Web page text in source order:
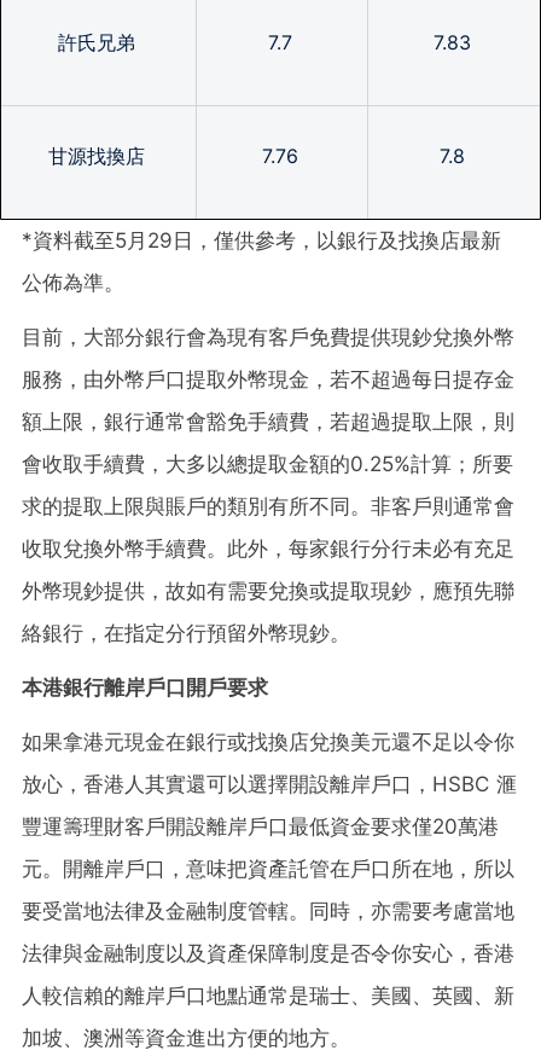
許氏兄弟 7.7 7.83
甘源找換店 7.76 7.8
*資料截至5月29日，僅供參考，以銀行及找換店最新
公佈為準。
目前，大部分銀行會為現有客戶免費提供現鈔兌換外幣
服務，由外幣戶口提取外幣現金，若不超過每日提存金
額上限，銀行通常會豁免手續費，若超過提取上限，則
會收取手續費，大多以總提取金額的0.25%計算；所要
求的提取上限與賬戶的類別有所不同。非客戶則通常會
收取兌換外幣手續費。此外，每家銀行分行未必有充足
外幣現鈔提供，故如有需要兌換或提取現鈔，應預先聯
絡銀行，在指定分行預留外幣現鈔。
本港銀行離岸戶口開戶要求
如果拿港元現金在銀行或找換店兌換美元還不足以令你
放心，香港人其實還可以選擇開設離岸戶口，HSBC 滙
豐運籌理財客戶開設離岸戶口最低資金要求僅20萬港
元。開離岸戶口，意味把資產託管在戶口所在地，所以
要受當地法律及金融制度管轄。同時，亦需要考慮當地
法律與金融制度以及資產保障制度是否令你安心，香港
人較信賴的離岸戶口地點通常是瑞士、美國、英國、新
加坡、澳洲等資金進出方便的地方。